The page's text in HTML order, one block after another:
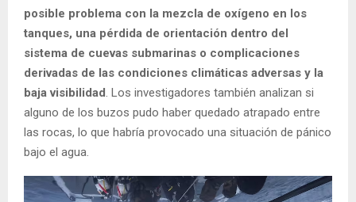
posible problema con la mezcla de oxígeno en los
tanques, una pérdida de orientación dentro del
sistema de cuevas submarinas o complicaciones
derivadas de las condiciones climáticas adversas y la
baja visibilidad . Los investigadores también analizan si
alguno de los buzos pudo haber quedado atrapado entre
las rocas, lo que habría provocado una situación de pánico
bajo el agua.